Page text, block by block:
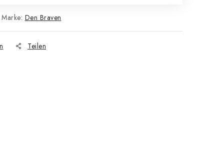
Marke: Den Braven
Teilen